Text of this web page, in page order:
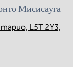
Мисисауга
L5T 2Y3,